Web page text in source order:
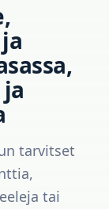
tarvitset
tai